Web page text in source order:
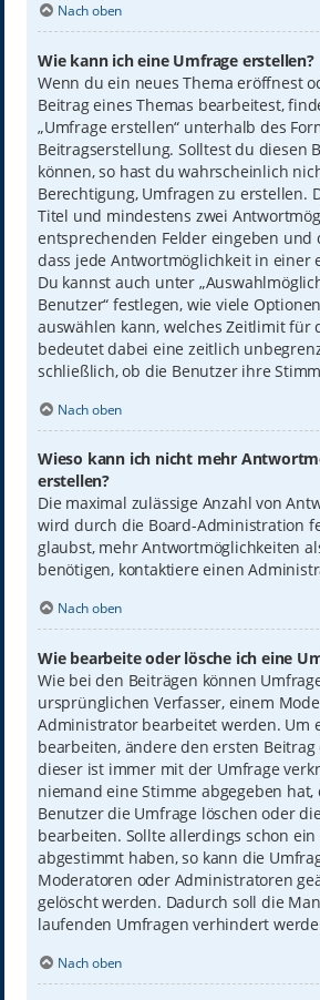
Nach oben
Wie kann ich eine Umfrage erstellen?
Wenn du ein neues Thema eröffnest
Beitrag eines Themas bearbeitest,
„Umfrage erstellen“ unterhalb des
Beitragserstellung. Solltest du diesen
können, so hast du wahrscheinlich
Berechtigung, Umfragen zu erstellen.
Titel und mindestens zwei
entsprechenden Felder eingeben und
dass jede Antwortmöglichkeit in einer
Du kannst auch unter
Benutzer“ festlegen, wie viele
auswählen kann, welches Zeitlimit für
bedeutet dabei eine zeitlich
schließlich, ob die Benutzer ihre
Nach oben
Wieso kann ich nicht mehr
erstellen?
Die maximal zulässige Anzahl von
wird durch die Board-Administration
glaubst, mehr Antwortmöglichkeiten
benötigen, kontaktiere einen
Nach oben
Wie bearbeite oder lösche ich eine
Wie bei den Beiträgen können
ursprünglichen Verfasser, einem
Administrator bearbeitet werden. Um
bearbeiten, ändere den ersten Beitrag
dieser ist immer mit der Umfrage
niemand eine Stimme abgegeben hat,
Benutzer die Umfrage löschen oder
bearbeiten. Sollte allerdings schon
abgestimmt haben, so kann die
Moderatoren oder Administratoren
gelöscht werden. Dadurch soll die
laufenden Umfragen verhindert
Nach oben